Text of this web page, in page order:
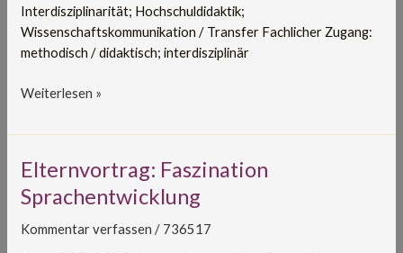
Interdisziplinarität; Hochschuldidaktik;
Wissenschaftskommunikation / Transfer Fachlicher Zugang:
methodisch / didaktisch; interdisziplinär
Weiterlesen »
Elternvortrag: Faszination
Sprachentwicklung
Kommentar verfassen / 736517
Elternvortrag:
Sprachentwicklung